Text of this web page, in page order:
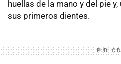
huellas de la mano y del pie
sus primeros dientes.